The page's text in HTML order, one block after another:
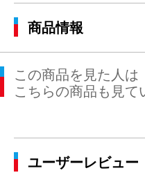
商品情報
この商品を見た人は
こちらの商品も見て
ユーザーレビュー